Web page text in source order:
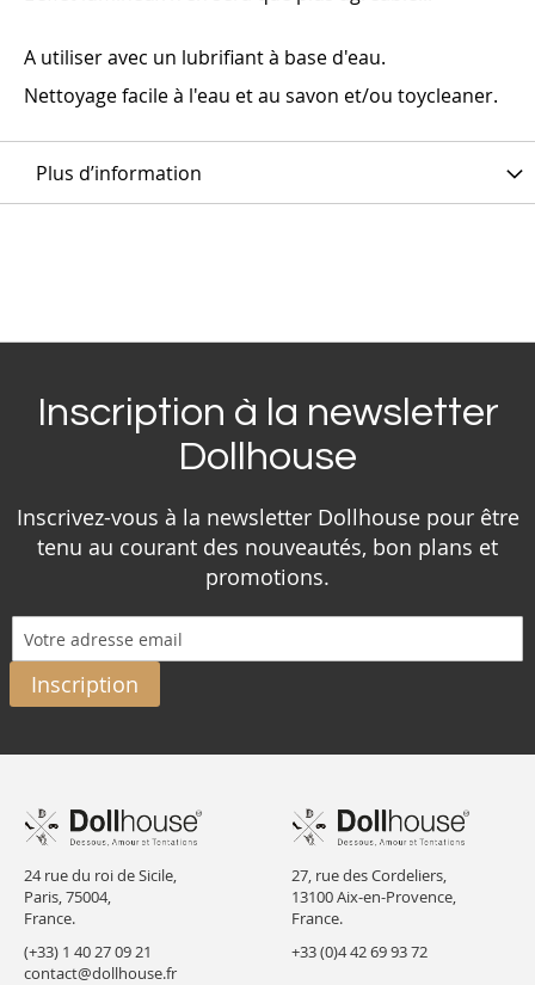
A utiliser avec un lubrifiant à base d'eau.
Nettoyage facile à l'eau et au savon et/ou toycleaner.
Plus d’information
Inscription à la newsletter
Dollhouse
Inscrivez-vous à la newsletter Dollhouse pour être
tenu au courant des nouveautés, bon plans et
promotions.
Inscription
24 rue du roi de Sicile,
Paris, 75004,
France.
(+33) 1 40 27 09 21
contact@dollhouse.fr
27, rue des Cordeliers,
13100 Aix-en-Provence,
France.
+33 (0)4 42 69 93 72